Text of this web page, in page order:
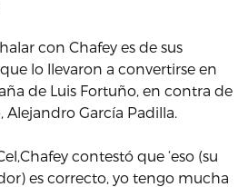
con Chafey es de sus
lo llevaron a convertirse en
de Luis Fortuño, en contra de
García Padilla.
contestó que ‘eso (su
es correcto, yo tengo mucha